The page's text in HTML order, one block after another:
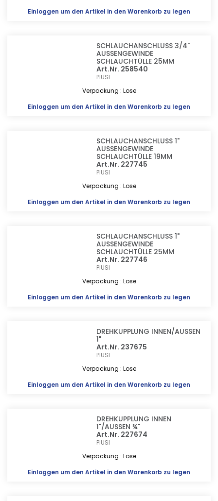
Einloggen um den Artikel in den Warenkorb zu legen
SCHLAUCHANSCHLUSS 3/4"
AUSSENGEWINDE
SCHLAUCHTÜLLE 25MM
Art.Nr. 258540
PIUSI
Verpackung : Lose
Einloggen um den Artikel in den Warenkorb zu legen
SCHLAUCHANSCHLUSS 1"
AUSSENGEWINDE
SCHLAUCHTÜLLE 19MM
Art.Nr. 227745
PIUSI
Verpackung : Lose
Einloggen um den Artikel in den Warenkorb zu legen
SCHLAUCHANSCHLUSS 1"
AUSSENGEWINDE
SCHLAUCHTÜLLE 25MM
Art.Nr. 227746
PIUSI
Verpackung : Lose
Einloggen um den Artikel in den Warenkorb zu legen
DREHKUPPLUNG INNEN/AUSSEN
1"
Art.Nr. 237675
PIUSI
Verpackung : Lose
Einloggen um den Artikel in den Warenkorb zu legen
DREHKUPPLUNG INNEN
1"/AUSSEN ¾"
Art.Nr. 227674
PIUSI
Verpackung : Lose
Einloggen um den Artikel in den Warenkorb zu legen